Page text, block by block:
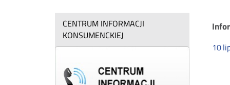
CENTRUM INFORMACJI
KONSUMENCKIEJ
10